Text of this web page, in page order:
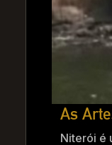
As
Niterói é